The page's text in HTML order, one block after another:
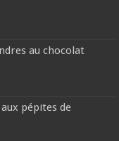
au chocolat
pépites de